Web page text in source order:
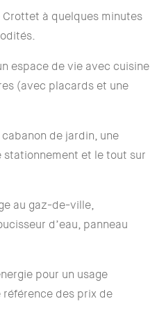
Crottet à quelques minutes
espace de vie avec cuisine
(avec placards et une
cabanon de jardin, une
stationnement et le tout sur
au gaz-de-ville,
d’eau, panneau
pour un usage
des prix de